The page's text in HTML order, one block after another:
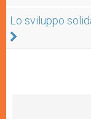
Lo sviluppo